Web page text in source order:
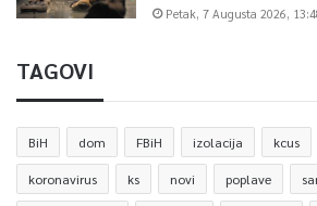
Petak, 7 Augusta 2026,
TAGOVI
BiH dom FBiH izolacija kcus
koronavirus ks novi poplave